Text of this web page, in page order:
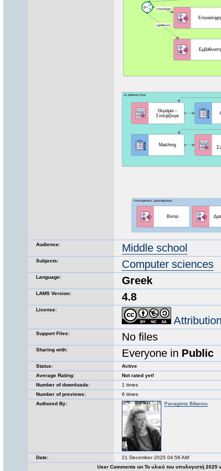
Audience: Middle school
Subjects: Computer sciences
Language: Greek
LAMS Version: 4.8
License:
Support Files: No files
Sharing with: Everyone in Public
Status:
Active
Average Rating:
Not rated yet!
Number of downloads:
1 times
Number of previews:
6 times
Authored By:
Panagiota Bilianou
Date:
21 December 2025 04:56 AM
User Comments on Το υλικό του υπολογιστή 2025